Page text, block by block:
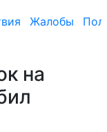
Жалобы
на